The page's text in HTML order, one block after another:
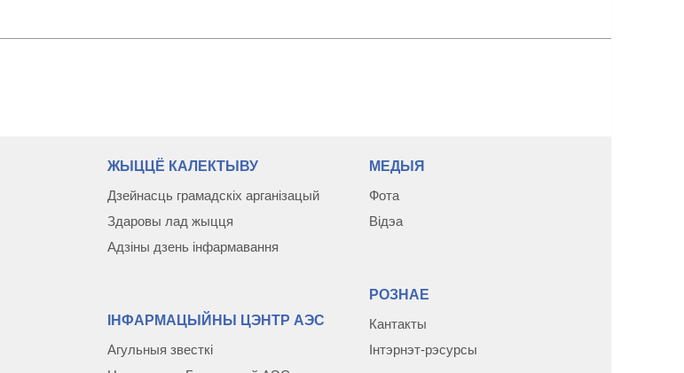
ЖЫЦЦЁ КАЛЕКТЫВУ
Дзейнасць грамадскіх арганізацый
Здаровы лад жыцця
Адзіны дзень інфармавання
ІНФАРМАЦЫЙНЫ ЦЭНТР АЭС
Агульныя звесткі
МЕДЫЯ
Фота
Відэа
РОЗНАЕ
Кантакты
Інтэрнэт-рэсурсы